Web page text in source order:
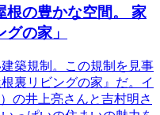
根の豊かな空間。 家
の家」
築規制。この規制を見事
裏リビングの家』だ。イ
の井上亮さんと吉村明さ